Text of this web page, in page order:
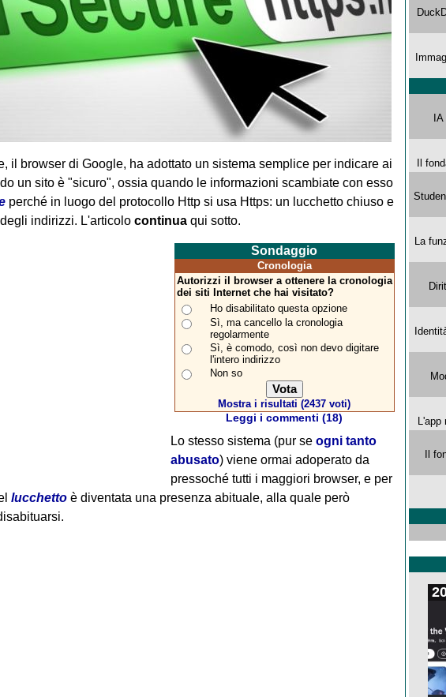
il browser di Google, ha adottato un sistema semplice per indicare ai
un sito è "sicuro", ossia quando le informazioni scambiate con esso
perché in luogo del protocollo Http si usa Https: un lucchetto chiuso e
indirizzi. L'articolo continuaqui sotto.
Sondaggio
Cronologia
Autorizzi il browser a ottenere la cronologia
dei siti Internet che hai visitato?
Ho disabilitato questa opzione
Sì, ma cancello la cronologia
regolarmente
Sì, è comodo, così non devo digitare
l'intero indirizzo
Non so
Mostra i risultati (2437 voti)
Leggi i commenti (18)
Lo stesso sistema (pur se ogni tanto
abusato) viene ormai adoperato da
pressoché tutti i maggiori browser, e per
lucchettoè diventata una presenza abituale, alla quale però
Il
La
L'app
Il